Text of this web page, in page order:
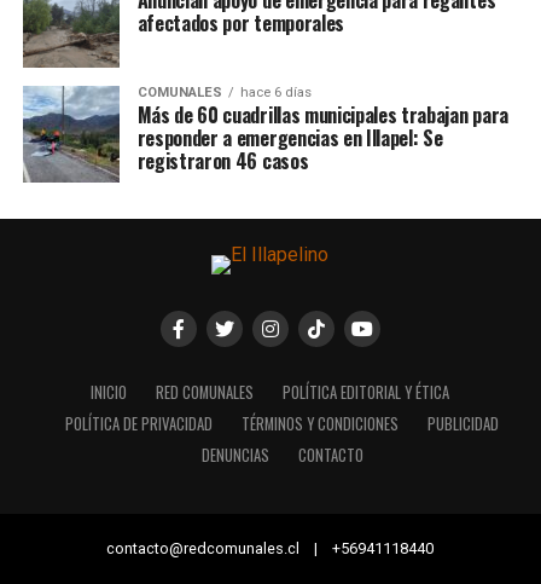
afectados por temporales
COMUNALES hace 6 días
Más de 60 cuadrillas municipales trabajan para
responder a emergencias en Illapel: Se
registraron 46 casos
INICIO RED COMUNALES
POLÍTICA EDITORIAL Y ÉTICA
POLÍTICA DE PRIVACIDAD
TÉRMINOS Y CONDICIONES
PUBLICIDAD
DENUNCIAS
CONTACTO
contacto@redcomunales.cl | +56941118440